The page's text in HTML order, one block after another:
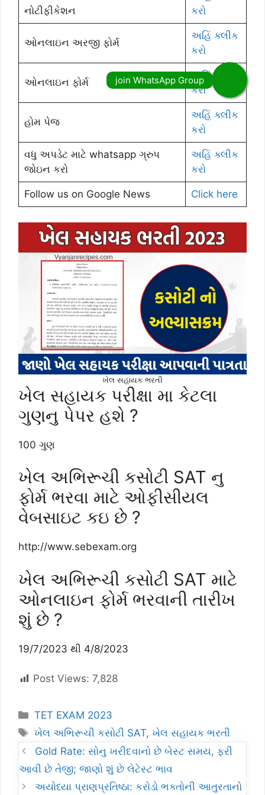
નોટીફીકેશન
કરો
ઓનલાઇન અરજી ફોર્મ
અહિં ક્લીક
કરો
ઓનલાઇન ફોર્મ
અહિં ક્લીક
કરો
હોમ પેજ
અહિં ક્લીક
કરો
વધુ અપડેટ માટે whatsapp ગ્રુપ
જોઇન કરો
અહિં ક્લીક
કરો
Follow us on Google News Click here
ખેલ સહાયક ભરતી
ખેલ સહાયક પરીક્ષા મા કેટલા
ગુણનુ પેપર હશે ?
100 ગુણ
ખેલ અભિરૂચી કસોટી SAT નુ
ફોર્મ ભરવા માટે ઓફીસીયલ
વેબસાઇટ કઇ છે ?
http://www.sebexam.org
ખેલ અભિરૂચી કસોટી SAT માટે
ઓનલાઇન ફોર્મ ભરવાની તારીખ
શું છે ?
19/7/2023 થી 4/8/2023
Post Views: 7,828
Categories
TET EXAM 2023
Tags
ખેલ અભિરૂચી કસોટી SAT,ખેલ સહાયક ભરતી
Gold Rate: સોનુ ખરીદવાનો છે બેસ્ટ સમય, ફરી
આવી છે તેજી; જાણો શું છે લેટેસ્ટ ભાવ
અયોધ્યા પ્રાણપ્રતિષ્ઠા: કરોડો ભક્તોની આતુરતાનો